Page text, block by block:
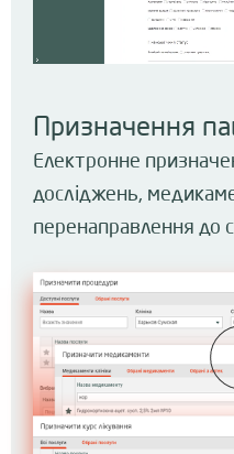
Призначення
Електронне
досліджень,
перенаправлення до